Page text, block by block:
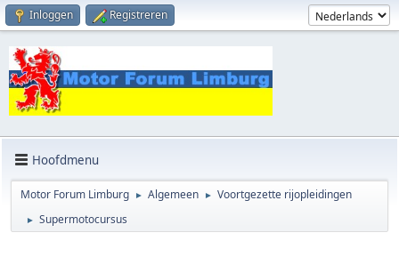
Inloggen Registreren
Hoofdmenu
Motor Forum Limburg ► Algemeen ► Voortgezette rijopleidingen
► Supermotocursus